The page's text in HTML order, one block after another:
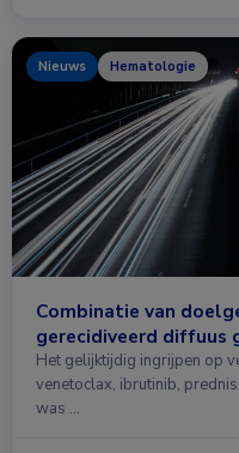
Nieuws Hematologie
Combinatie van
gerecidiveerd
Het gelijktijdig ingrijpen op
venetoclax, ibrutinib,
was …